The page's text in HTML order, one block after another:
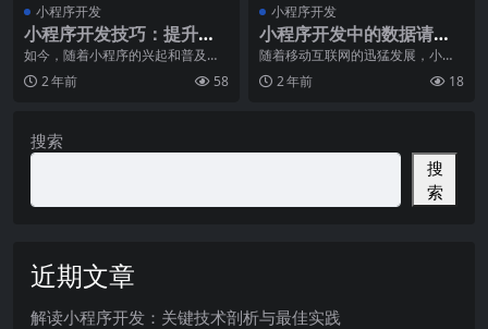
小程序开发
小程序开发技巧：提升小
程序性能与加载速度的方
法
如今，随着小程序的兴起和普及，
越来越多的企业开始关注小程序的
开发和优化。在众多小
2 年前 58
小程序开发
小程序开发中的数据请求
与处理技巧
随着移动互联网的迅猛发展，小程
序成为了各个行业中不可或缺的一
环。越来越多的企业开
2 年前 18
搜索
搜
索
近期文章
解读小程序开发：关键技术剖析与最佳实践